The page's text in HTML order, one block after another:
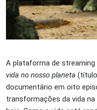
A plataforma de
vida no nosso planeta
documentário em oito
transformações da vida